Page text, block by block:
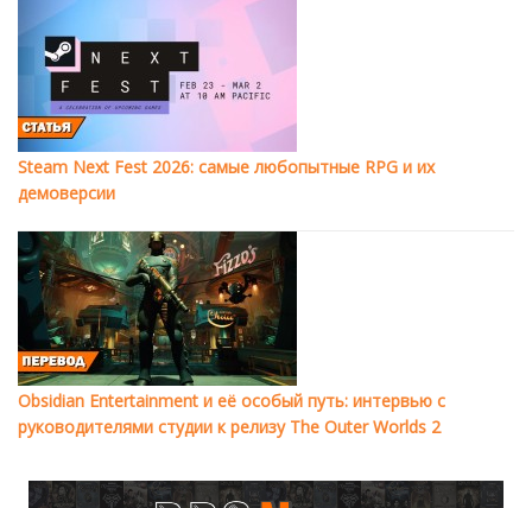
Steam Next Fest 2026: самые любопытные RPG и их
демоверсии
Obsidian Entertainment и её особый путь: интервью с
руководителями студии к релизу The Outer Worlds 2